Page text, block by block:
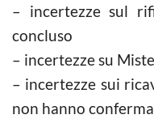
– incertezze sul
concluso
– incertezze su
– incertezze sui
non hanno conferma